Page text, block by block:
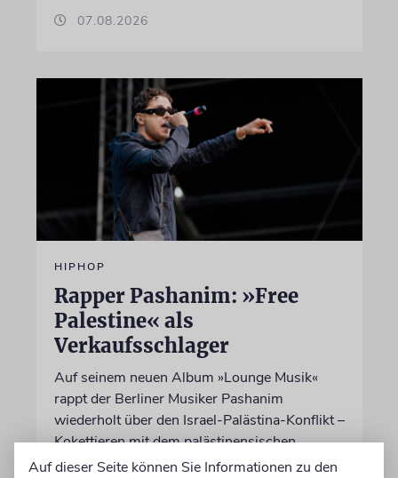
07.08.2026
HIPHOP
Rapper Pashanim: »Free
Palestine« als
Verkaufsschlager
Auf seinem neuen Album »Lounge Musik«
rappt der Berliner Musiker Pashanim
wiederholt über den Israel-Palästina-Konflikt –
Kokettieren mit dem palästinensischen
Terrorismus inklusive
Auf dieser Seite können Sie Informationen zu den